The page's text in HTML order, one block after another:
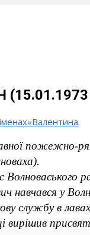
Валентина
пожежно-
навчався у
службу в
вирішив